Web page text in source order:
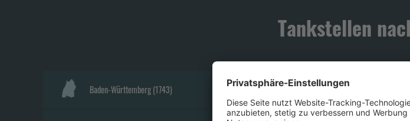
Tankstellen
Baden-Württemberg(1743) Bayern (2154)